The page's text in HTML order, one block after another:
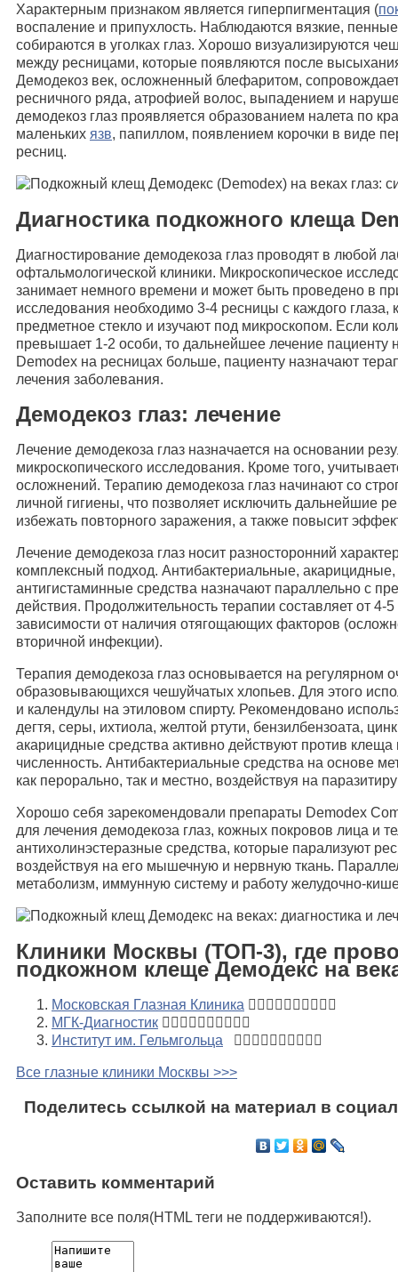
Характерным признаком является гиперпигментация (
воспаление и припухлость. Наблюдаются вязкие,
собираются в уголках глаз. Хорошо визуализируются
между ресницами, которые появляются после
Демодекоз век, осложненный блефаритом,
ресничного ряда, атрофией волос, выпадением и
демодекоз глаз проявляется образованием налета по
маленьких язв, папиллом, появлением корочки в виде
ресниц.
Диагностика подкожного клеща
Диагностирование демодекоза глаз проводят в любой
офтальмологической клиники. Микроскопическое
занимает немного времени и может быть проведено в
исследования необходимо 3-4 ресницы с каждого
предметное стекло и изучают под микроскопом. Если
превышает 1-2 особи, то дальнейшее лечение пациенту
Demodex на ресницах больше, пациенту назначают
лечения заболевания.
Демодекоз глаз: лечение
Лечение демодекоза глаз назначается на основании
микроскопического исследования. Кроме того,
осложнений. Терапию демодекоза глаз начинают со
личной гигиены, что позволяет исключить дальнейшие
избежать повторного заражения, а также повысит
Лечение демодекоза глаз носит разносторонний
комплексный подход. Антибактериальные,
антигистаминные средства назначают параллельно с
действия. Продолжительность терапии составляет от 4-
зависимости от наличия отягощающих факторов
вторичной инфекции).
Терапия демодекоза глаз основывается на регулярном
образовывающихся чешуйчатых хлопьев. Для этого
и календулы на этиловом спирту. Рекомендовано
дегтя, серы, ихтиола, желтой ртути, бензилбензоата,
акарицидные средства активно действуют против
численность. Антибактериальные средства на основе
как перорально, так и местно, воздействуя на
Хорошо себя зарекомендовали препараты Demodex
для лечения демодекоза глаз, кожных покровов лица и
антихолинэстеразные средства, которые парализуют
воздействуя на его мышечную и нервную ткань.
метаболизм, иммунную систему и работу желудочно-
Клиники Москвы (ТОП-3), где
подкожном клеще Демодекс на
Московская Глазная Клиника
МГК-Диагностик
Институт им. Гельмгольца
Все глазные клиники Москвы >>>
Поделитесь ссылкой на материал в
Оставить комментарий
Заполните все поля(HTML теги не поддерживаются!).